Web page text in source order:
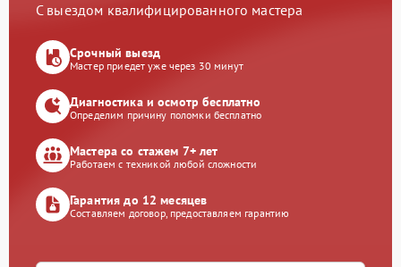
С выездом квалифицированного мастера
Срочный выезд
Мастер приедет уже через 30 минут
Диагностика и осмотр бесплатно
Определим причину поломки бесплатно
Мастера со стажем 7+ лет
Работаем с техникой любой сложности
Гарантия до 12 месяцев
Составляем договор, предоставляем гарантию